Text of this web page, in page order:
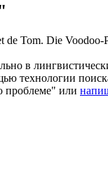
de Tom. Die Voodoo-
в
технологии
проблеме" или